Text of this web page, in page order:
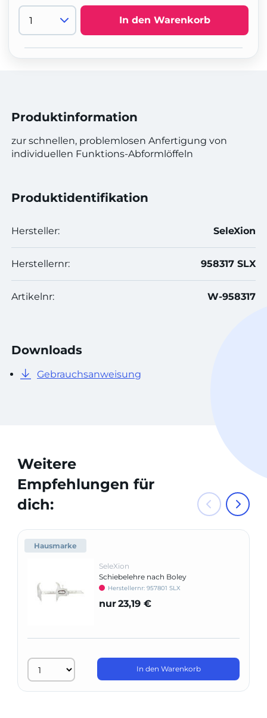
In den Warenkorb
Produktinformation
zur schnellen, problemlosen Anfertigung von
individuellen Funktions-Abformlöffeln
Produktidentifikation
Hersteller: SeleXion
Herstellernr: 958317 SLX
Artikelnr: W-958317
Downloads
Gebrauchsanweisung
Weitere
Empfehlungen für
dich:
Hausmarke
SeleXion
Schiebelehre nach Boley
Herstellernr: 957801 SLX
nur23,19 €
In den Warenkorb